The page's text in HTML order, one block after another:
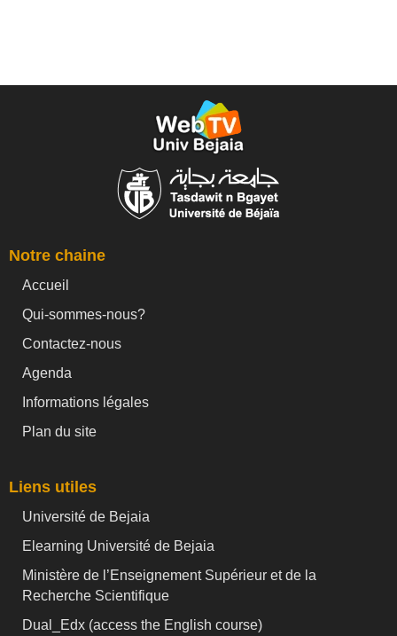
Notre chaine
Accueil
Qui-sommes-nous?
Contactez-nous
Agenda
Informations légales
Plan du site
Liens utiles
Université de Bejaia
Elearning Université de Bejaia
Ministère de l’Enseignement Supérieur et de la
Recherche Scientifique
Dual_Edx (access the English course)